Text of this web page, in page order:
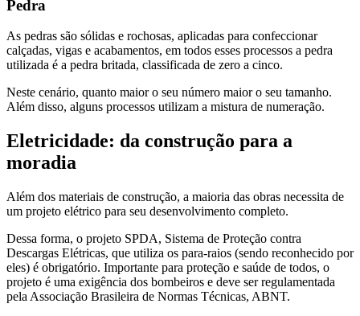
Pedra
As pedras são sólidas e rochosas, aplicadas para confeccionar
calçadas, vigas e acabamentos, em todos esses processos a pedra
utilizada é a pedra britada, classificada de zero a cinco.
Neste cenário, quanto maior o seu número maior o seu tamanho.
Além disso, alguns processos utilizam a mistura de numeração.
Eletricidade: da construção para a
moradia
Além dos materiais de construção, a maioria das obras necessita de
um projeto elétrico para seu desenvolvimento completo.
Dessa forma, o projeto SPDA, Sistema de Proteção contra
Descargas Elétricas, que utiliza os para-raios (sendo reconhecido por
eles) é obrigatório. Importante para proteção e saúde de todos, o
projeto é uma exigência dos bombeiros e deve ser regulamentada
pela Associação Brasileira de Normas Técnicas, ABNT.